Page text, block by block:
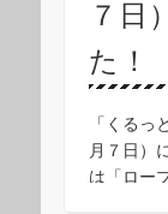
７日
た！
「くるっ
月７日）
は「ロー